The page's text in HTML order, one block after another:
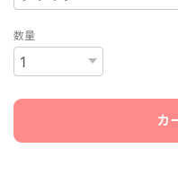
数量
カ